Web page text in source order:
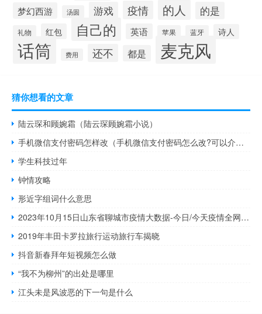
梦幻西游 汤圆 游戏 疫情 的人 的是
礼物 红包 自己的 英语 苹果 蓝牙 诗人
话筒 费用 还不 都是 麦克风
猜你想看的文章
陆云琛和顾婉霜（陆云琛顾婉霜小说）
手机微信支付密码怎样改（手机微信支付密码怎么改?可以介绍一下吗）
学生科技过年
钟情攻略
形近字组词什么意思
2023年10月15日山东省聊城市疫情大数据-今日/今天疫情全网搜索最新实时消息动态情况通知播报
2019年丰田卡罗拉旅行运动旅行车揭晓
抖音新春拜年短视频怎么做
“我不为柳州”的出处是哪里
江头未是风波恶的下一句是什么